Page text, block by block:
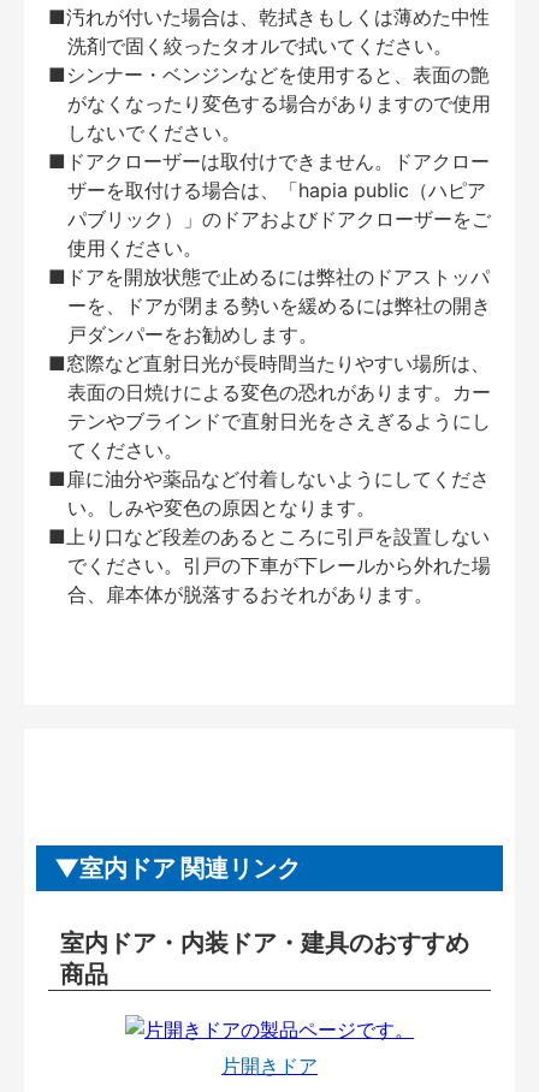
■汚れが付いた場合は、乾拭きもしくは薄めた中性
洗剤で固く絞ったタオルで拭いてください。
■シンナー・ベンジンなどを使用すると、表面の艶
がなくなったり変色する場合がありますので使用
しないでください。
■ドアクローザーは取付けできません。ドアクロー
ザーを取付ける場合は、「hapia public（ハピア
パブリック）」のドアおよびドアクローザーをご
使用ください。
■ドアを開放状態で止めるには弊社のドアストッパ
ーを、ドアが閉まる勢いを緩めるには弊社の開き
戸ダンパーをお勧めします。
■窓際など直射日光が長時間当たりやすい場所は、
表面の日焼けによる変色の恐れがあります。カー
テンやブラインドで直射日光をさえぎるようにし
てください。
■扉に油分や薬品など付着しないようにしてくださ
い。しみや変色の原因となります。
■上り口など段差のあるところに引戸を設置しない
でください。引戸の下車が下レールから外れた場
合、扉本体が脱落するおそれがあります。
室内ドア 関連リンク
室内ドア・内装ドア・建具のおすすめ
商品
片開きドア